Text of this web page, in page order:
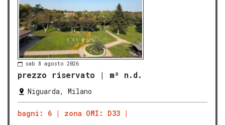
sab 8 agosto 2026
prezzo riservato | m² n.d.
Niguarda, Milano
bagni: 6 zona OMI: D33